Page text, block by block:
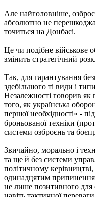
Але найголовніше,
абсолютно не
точиться на Донбасі.
Це чи подібне
змінить стратегічний
Так, для гарантування
здебільшого ті види і
Незалежності говорив як
того, як українська
першої необхідності» -
броньованої техніки
системи озброєнь та
Звичайно, морально і
та ще й без системи
політичному
одинадцятим
не лише позитивного для